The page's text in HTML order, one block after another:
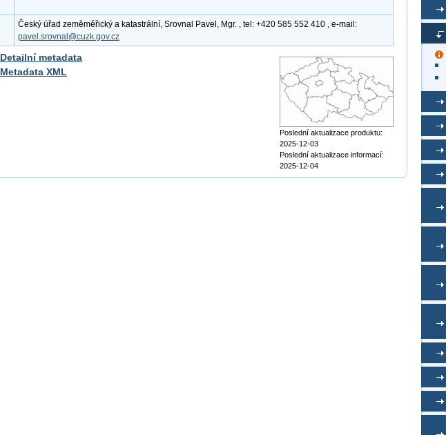
Český úřad zeměměřický a katastrální, Srovnal Pavel, Mgr. , tel: +420 585 552 410 , e-mail:
pavel.srovnal@cuzk.gov.cz
Detailní metadata
Metadata XML
Poslední aktualizace produktu:
2025-12-03
Poslední aktualizace informací:
2025-12-04